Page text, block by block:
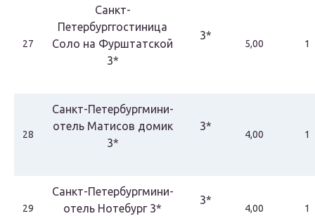
27
Санкт-
Петербурггостиница
Соло на Фурштатской
3*
3*
5,00 1
28
Санкт-Петербургмини-
отель Матисов домик
3*
3*
4,00 1
29
Санкт-Петербургмини-
отель Нотебург 3*
3*
4,00 1